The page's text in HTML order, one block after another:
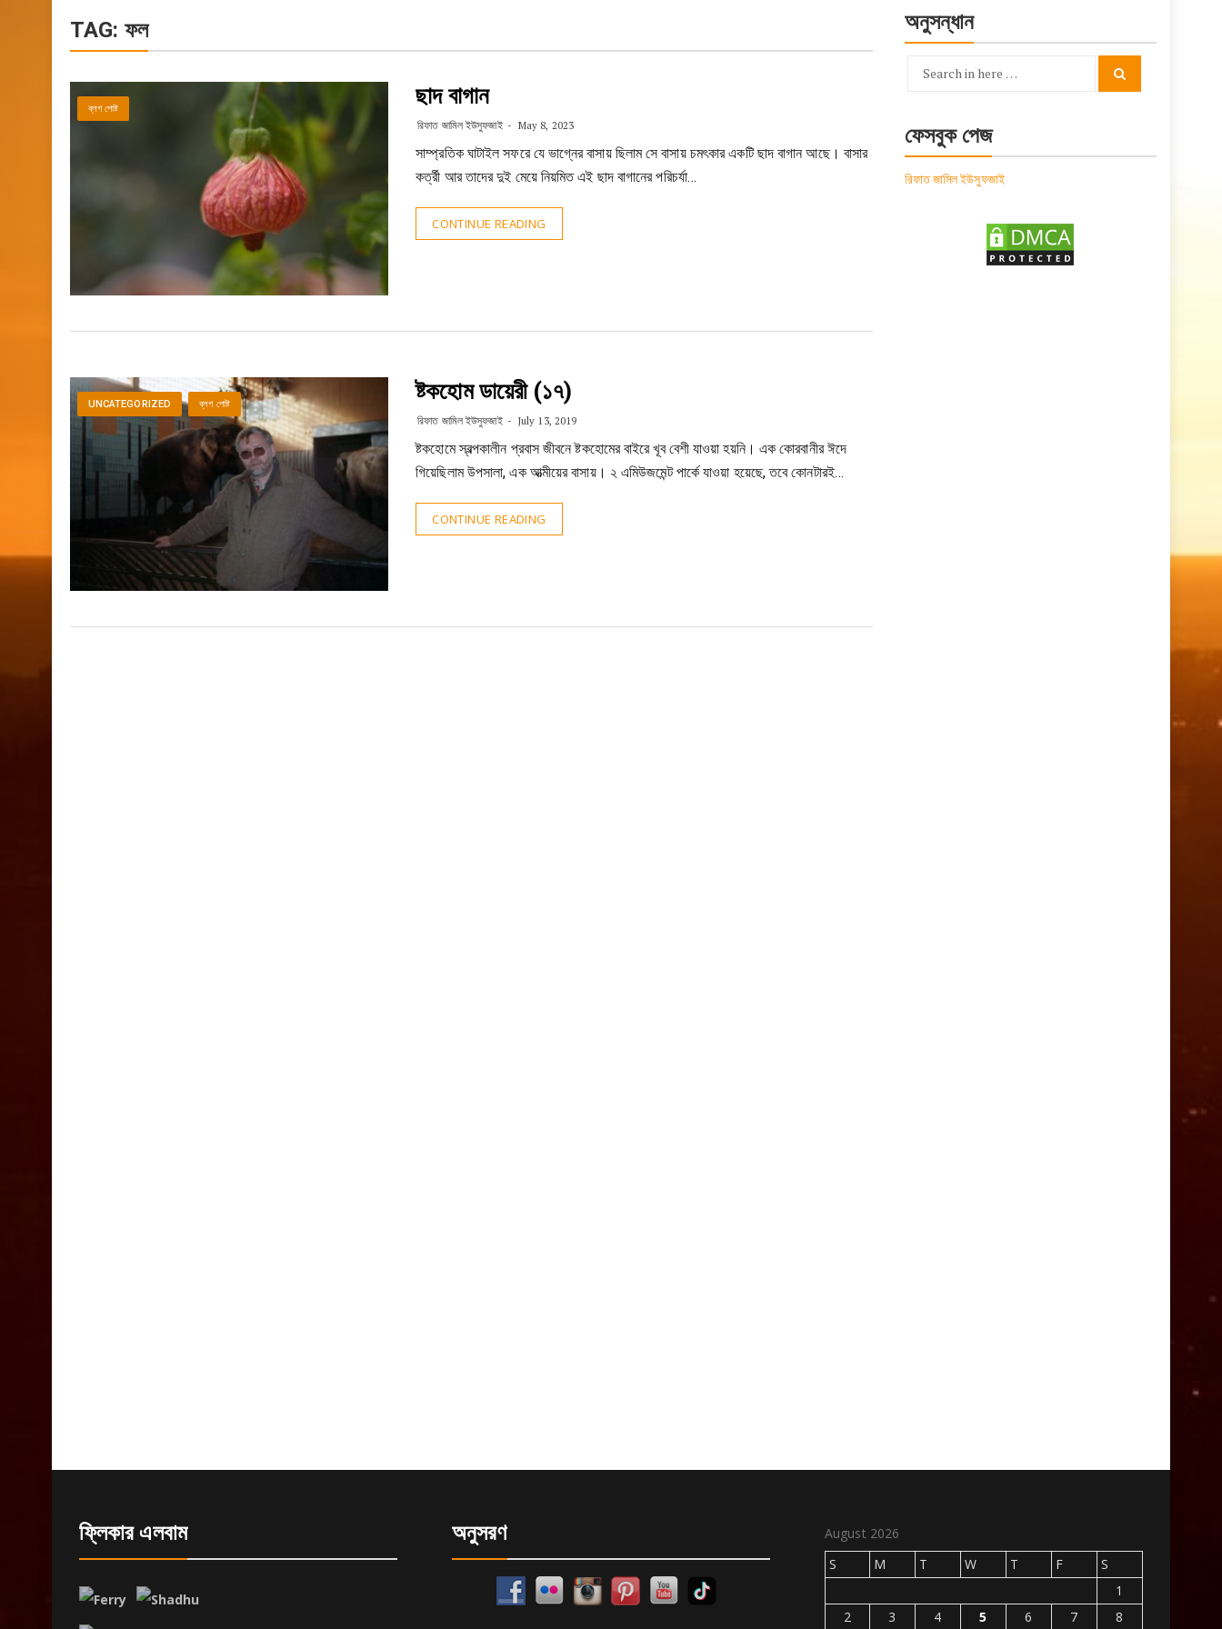
TAG: ফল
ব্লগ পোষ্ট ছাদ বাগান
রিফাত জামিল ইউসুফজাই May 8, 2023
সাম্প্রতিক ঘাটাইল সফরে যে ভাগ্নের বাসায় ছিলাম সে বাসায় চমৎকার একটি ছাদ বাগান আছে। বাসার
কর্ত্রী আর তাদের দুই মেয়ে নিয়মিত এই ছাদ বাগানের পরিচর্যা…
CONTINUE READING
UNCATEGORIZED ব্লগ পোষ্ট ষ্টকহোম ডায়েরী (১৭)
রিফাত জামিল ইউসুফজাই July 13, 2019
ষ্টকহোমে স্বল্পকালীন প্রবাস জীবনে ষ্টকহোমের বাইরে খূব বেশী যাওয়া হয়নি। এক কোরবানীর ঈদে
গিয়েছিলাম উপসালা, এক আত্মীয়ের বাসায়। ২ এমিউজমেন্ট পার্কে যাওয়া হয়েছে, তবে কোনটারই…
CONTINUE READING
অনুসন্ধান
Search
ফেসবুক পেজ
রিফাত জামিল ইউসুফজাই
ফ্লিকার এলবাম অনুসরণ
August 2026
S
M T W T F
S
1
2
3 4 5 6 7 8